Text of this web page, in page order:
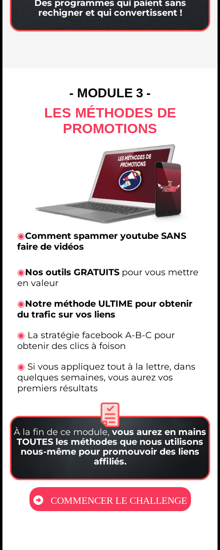
Des programmes qui paient sans
rechigner et qui convertissent !
- MODULE 3 -
LES MÉTHODES DE
PROMOTIONS
◉Comment spammer youtube SANS
faire de vidéos
◉Nos outils GRATUITS pour vous mettre
en valeur
◉Notre méthode ULTIME pour obtenir
du trafic sur vos liens
◉ La stratégie facebook A-B-C pour
obtenir des clics à foison
◉ Si vous appliquez tout à la lettre, dans
quelques semaines, vous aurez vos
premiers résultats
À la fin de ce module, vous aurez en mains
TOUTES les méthodes que nous utilisons
nous-même pour promouvoir des liens
affiliés.
COMMENCER LE CHALLENGE